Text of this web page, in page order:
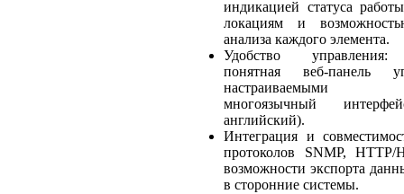
индикацией статуса
локациям и
анализа каждого элемента.
Удобство управления:
понятная веб-панель
настраиваемыми
многоязычный
английский).
Интеграция и
протоколов SNMP, HTTP/
возможности экспорта
в сторонние системы.